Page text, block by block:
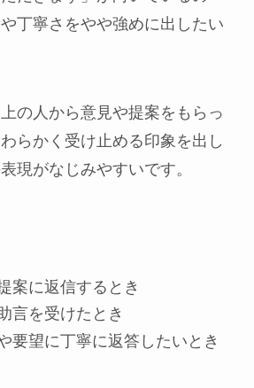
丁寧さをやや強めに出したい
の人から意見や提案をもらっ
らかく受け止める印象を出し
現がなじみやすいです。
案に返信するとき
言を受けたとき
要望に丁寧に返答したいとき